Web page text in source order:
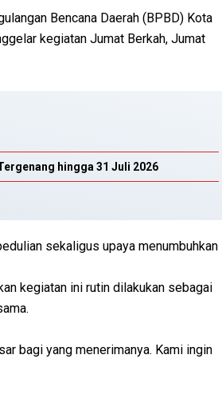
Bencana Daerah (BPBD) Kota
kegiatan Jumat Berkah, Jumat
hingga 31 Juli 2026
sekaligus upaya menumbuhkan
kegiatan ini rutin dilakukan sebagai
bagi yang menerimanya. Kami ingin